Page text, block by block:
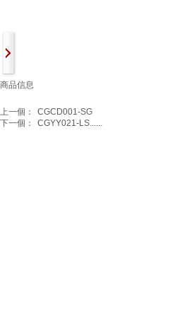
商品信息
上一個：
CGCD001-SG
下一個：
CGYY021-LS......